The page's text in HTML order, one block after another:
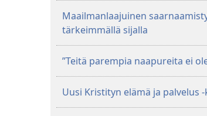
Maailmanlaajuinen
tärkeimmällä sijalla
”Teitä parempia naapureita ei
Uusi Kristityn elämä ja palvelus